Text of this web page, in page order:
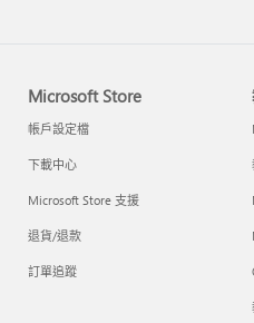
Microsoft Store
帳戶設定檔
下載中心
Microsoft Store 支援
退貨/退款
訂單追蹤